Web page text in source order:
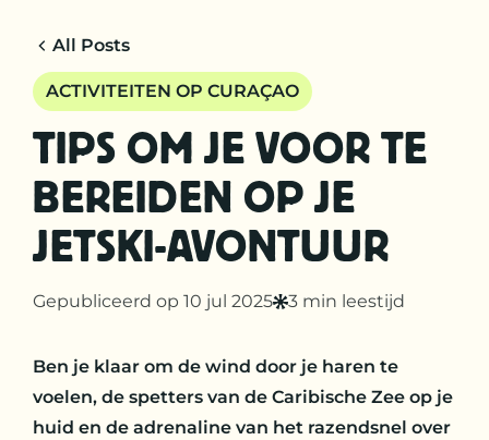
All Posts
ACTIVITEITEN OP CURAÇAO
TIPS OM JE VOOR TE
BEREIDEN OP JE
JETSKI-AVONTUUR
Gepubliceerd op 10 jul 2025 3 min leestijd
Ben je klaar om de wind door je haren te
voelen, de spetters van de Caribische Zee op je
huid en de adrenaline van het razendsnel over